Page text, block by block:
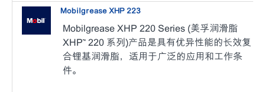
Mobilgrease XHP 223
Mobilgrease XHP 220 Series (美孚润滑脂
XHP™ 220 系列)产品是具有优异性能的长效复
合锂基润滑脂，适用于广泛的应用和工作条
件。